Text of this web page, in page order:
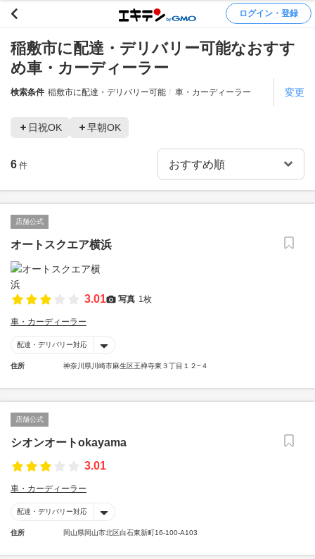
ログイン・登録
稲敷市に配達・デリバリー可能なおすす
め車・カーディーラー
検索条件 稲敷市に配達・デリバリー可能 車・カーディーラー 変更
日祝OK 早朝OK
6 件
店舗公式
オートスクエア横浜
3.01 写真 1枚
車・カーディーラー
配達・デリバリー対応
住所 神奈川県川崎市麻生区王禅寺東３丁目１２−４
店舗公式
シオンオートokayama
3.01
車・カーディーラー
配達・デリバリー対応
住所 岡山県岡山市北区白石東新町16-100-A103